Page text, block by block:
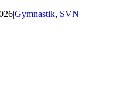
|Gymnastik, SVN